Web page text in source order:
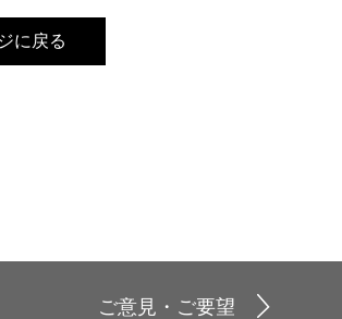
に戻る
ご意見・ご要望